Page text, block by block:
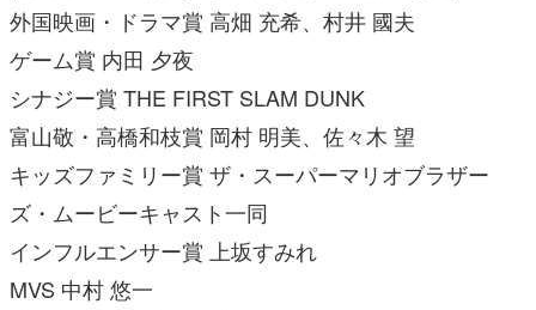
外国映画・ドラマ賞 高畑 充希、村井 國夫
ゲーム賞 内田 夕夜
シナジー賞 THE FIRST SLAM DUNK
富山敬・高橋和枝賞 岡村 明美、佐々木 望
キッズファミリー賞 ザ・スーパーマリオブラザー
ズ・ムービーキャスト一同
インフルエンサー賞 上坂すみれ
MVS 中村 悠一